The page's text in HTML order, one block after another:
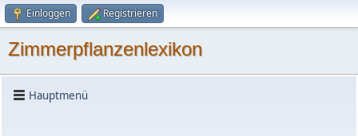
Einloggen Registrieren
Zimmerpflanzenlexikon
Hauptmenü